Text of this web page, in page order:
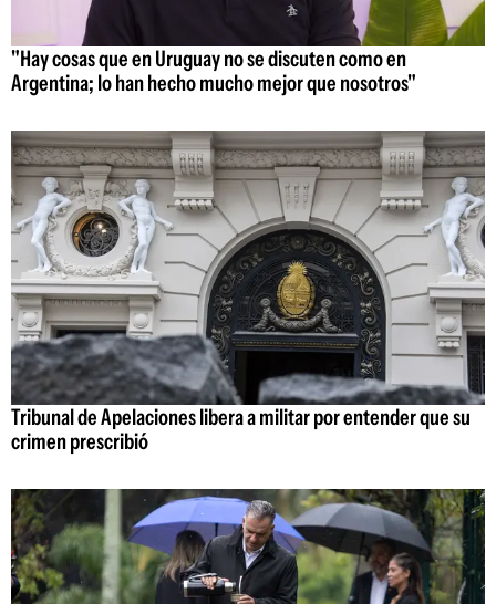
"Hay cosas que en Uruguay no se discuten como en
Argentina; lo han hecho mucho mejor que nosotros"
Tribunal de Apelaciones libera a militar por entender que su
crimen prescribió